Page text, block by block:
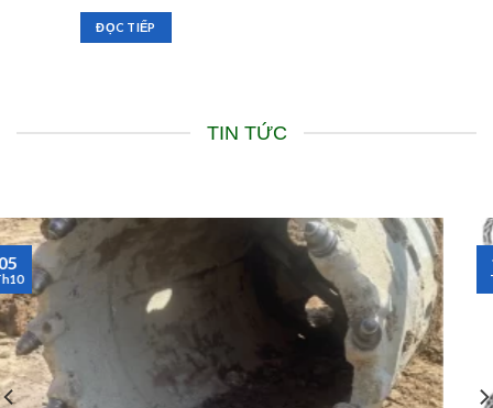
ĐỌC TIẾP
TIN TỨC
13